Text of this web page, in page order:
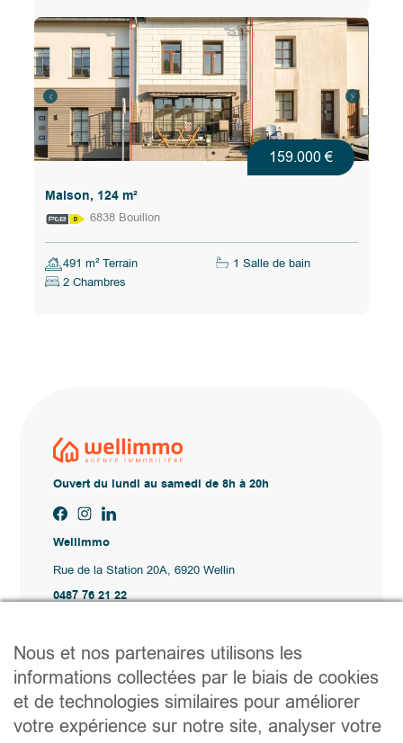
159.000 €
Maison, 124 m²
6838 Bouillon
491 m² Terrain
1 Salle de bain
2 Chambres
Ouvert du lundi au samedi de 8h à 20h
Wellimmo
Rue de la Station 20A, 6920 Wellin
0487 76 21 22
Acheter
Louer
Vendre
Contact
Nous et nos partenaires utilisons les
informations collectées par le biais de cookies
et de technologies similaires pour améliorer
votre expérience sur notre site, analyser votre